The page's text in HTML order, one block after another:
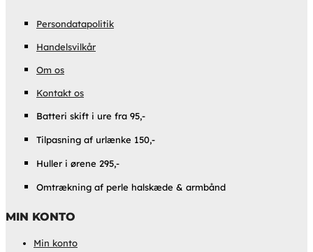
Persondatapolitik
Handelsvilkår
Om os
Kontakt os
Batteri skift i ure fra 95,-
Tilpasning af urlænke 150,-
Huller i ørene 295,-
Omtrækning af perle halskæde & armbånd
MIN KONTO
Min konto